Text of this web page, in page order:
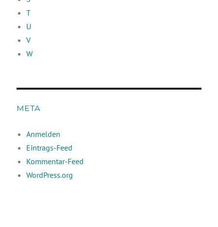
T
U
V
W
META
Anmelden
Eintrags-Feed
Kommentar-Feed
WordPress.org